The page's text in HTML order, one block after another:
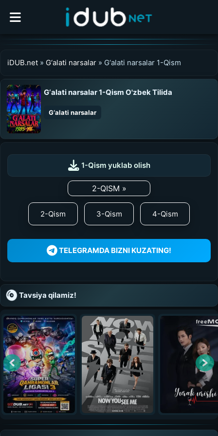
iDUB.net » G‘alati narsalar » G‘alati narsalar 1-Qism
G‘alati narsalar 1-Qism O'zbek Tilida
G‘alati narsalar
0:00/0:00
1-Qism yuklab olish
2-QISM »
2-Qism 3-Qism 4-Qism
TELEGRAMDA BIZNI KUZATING!
Tavsiya qilamiz!